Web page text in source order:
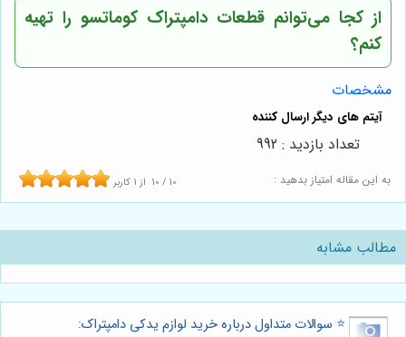
از کجا می‌توانم قطعات دامپتراک کوماتسو را تهیه
کنم؟
مشخصات
به این مقاله امتیاز بدهید : 10 / 10 از 1 کاربر
تعداد بازدید : 992
مطالب مشابه
⭐️ سوالات متداول درباره خرید لوازم یدکی دامپتراک: